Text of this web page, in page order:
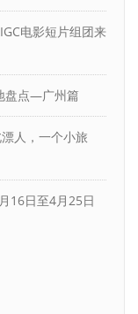
电影短片组团来
盘点—广州篇
人，一个小旅
16日至4月25日